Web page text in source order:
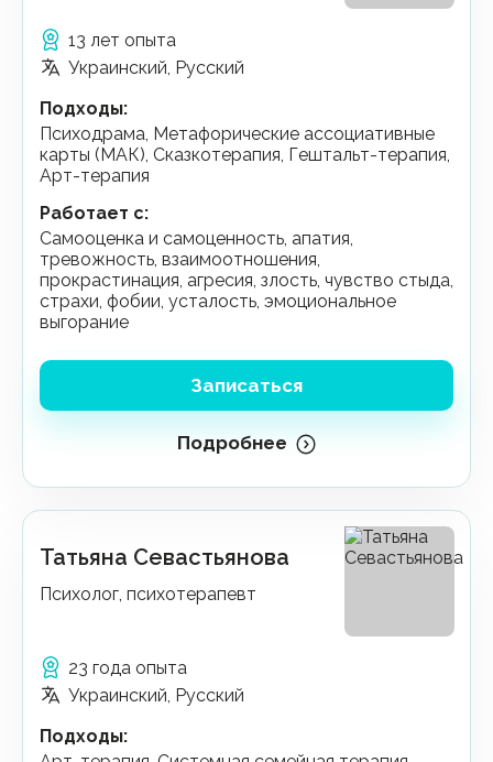
13 лет опыта
Украинский, Русский
Подходы:
Психодрама, Метафорические ассоциативные
карты (МАК), Сказкотерапия, Гештальт-терапия,
Арт-терапия
Работает с:
самооценка и самоценность, апатия,
тревожность, взаимоотношения,
прокрастинация, агресия, злость, чувство стыда,
страхи, фобии, усталость, эмоциональное
выгорание
Записаться
Подробнее
Татьяна Севастьянова
Психолог, психотерапевт
23 года опыта
Украинский, Русский
Подходы: